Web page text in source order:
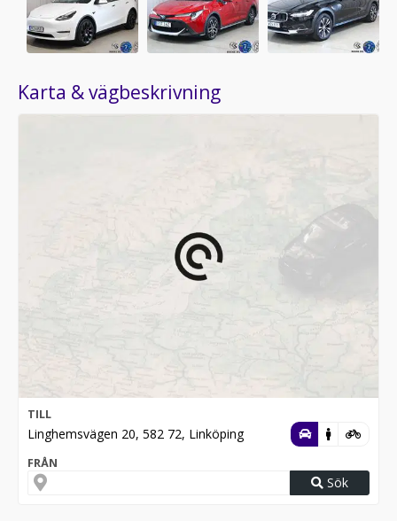
Karta & vägbeskrivning
TILL
Linghemsvägen 20, 582 72, Linköping
FRÅN
Sök